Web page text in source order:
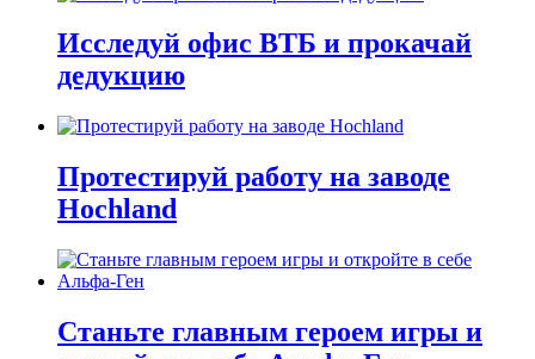
Исследуй офис ВТБ и прокачай
дедукцию
Протестируй работу на заводе
Hochland
Станьте главным героем игры и